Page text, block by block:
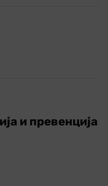
и превенција